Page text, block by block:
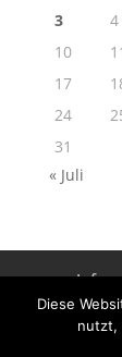
3
4
10
17
24
31
« Juli
Info
Diese
nutzt,